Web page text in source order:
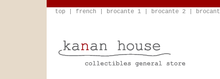
top french brocante 1 brocante 2